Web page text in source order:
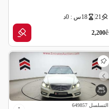
21 18س : 0د
ê
2,200
التسلسل 649857